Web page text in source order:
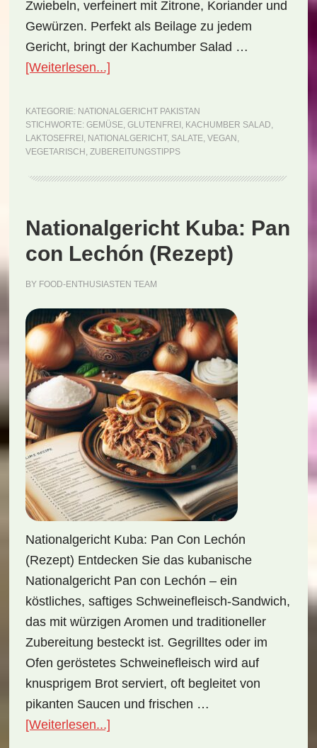
Zwiebeln, verfeinert mit Zitrone, Koriander und
Gewürzen. Perfekt als Beilage zu jedem
Gericht, bringt der Kachumber Salad …
[Weiterlesen...]ÜberNationalgericht
Kachumber
Salad
(Rezept)
KATEGORIE: NATIONALGERICHT PAKISTAN
STICHWORTE: GEMÜSE, GLUTENFREI , KACHUMBER SALAD,
LAKTOSEFREI , NATIONALGERICHT, SALATE, VEGAN ,
VEGETARISCH , ZUBEREITUNGSTIPPS
Nationalgericht Kuba: Pan
con Lechón (Rezept)
BY FOOD-ENTHUSIASTEN TEAM
Nationalgericht Kuba: Pan Con Lechón
(Rezept) Entdecken Sie das kubanische
Nationalgericht Pan con Lechón – ein
köstliches, saftiges Schweinefleisch-Sandwich,
das mit würzigen Aromen und traditioneller
Zubereitung besteckt ist. Gegrilltes oder im
Ofen geröstetes Schweinefleisch wird auf
knusprigem Brot serviert, oft begleitet von
pikanten Saucen und frischen …
[Weiterlesen...]ÜberNationalgericht